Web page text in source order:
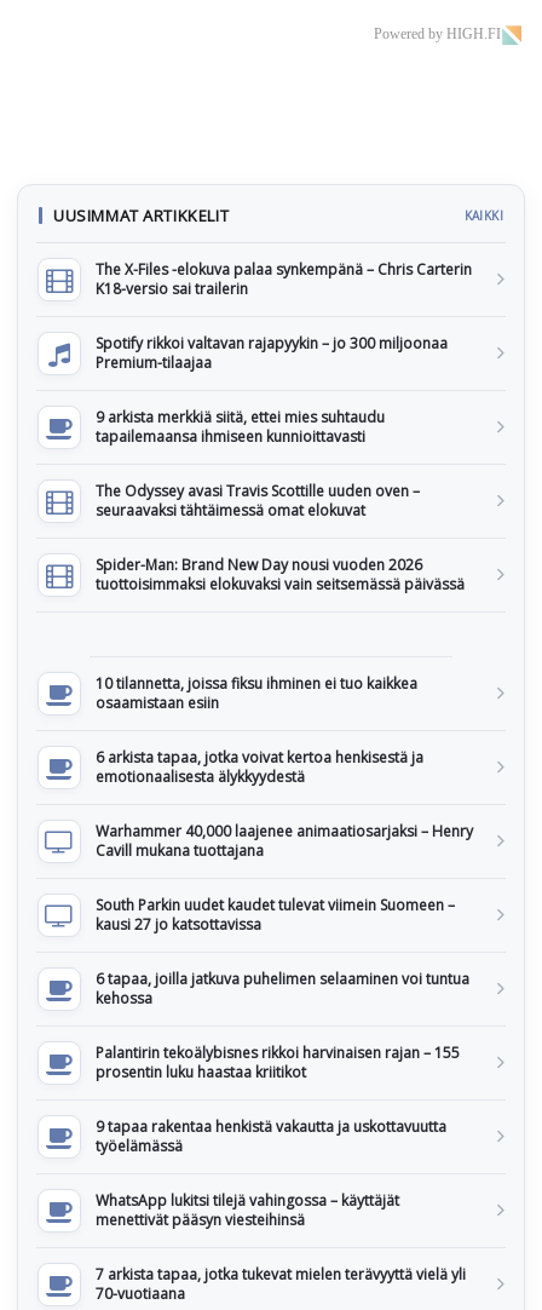
Powered by HIGH.FI
UUSIMMAT ARTIKKELIT KAIKKI
The X-Files -elokuva palaa synkempänä – Chris Carterin
K18-versio sai trailerin
Spotify rikkoi valtavan rajapyykin – jo 300 miljoonaa
Premium-tilaajaa
9 arkista merkkiä siitä, ettei mies suhtaudu
tapailemaansa ihmiseen kunnioittavasti
The Odyssey avasi Travis Scottille uuden oven –
seuraavaksi tähtäimessä omat elokuvat
Spider-Man: Brand New Day nousi vuoden 2026
tuottoisimmaksi elokuvaksi vain seitsemässä päivässä
10 tilannetta, joissa fiksu ihminen ei tuo kaikkea
osaamistaan esiin
6 arkista tapaa, jotka voivat kertoa henkisestä ja
emotionaalisesta älykkyydestä
Warhammer 40,000 laajenee animaatiosarjaksi – Henry
Cavill mukana tuottajana
South Parkin uudet kaudet tulevat viimein Suomeen –
kausi 27 jo katsottavissa
6 tapaa, joilla jatkuva puhelimen selaaminen voi tuntua
kehossa
Palantirin tekoälybisnes rikkoi harvinaisen rajan – 155
prosentin luku haastaa kriitikot
9 tapaa rakentaa henkistä vakautta ja uskottavuutta
työelämässä
WhatsApp lukitsi tilejä vahingossa – käyttäjät
menettivät pääsyn viesteihinsä
7 arkista tapaa, jotka tukevat mielen terävyyttä vielä yli
70-vuotiaana